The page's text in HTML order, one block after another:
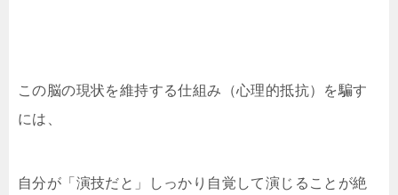
この脳の現状を維持する仕組み（心理的抵抗）を騙す
には、
自分が「演技だと」しっかり自覚して演じることが絶